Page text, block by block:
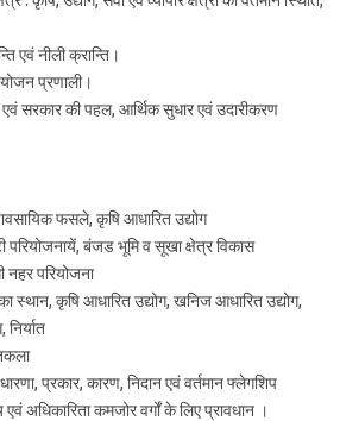
एवं नीली क्रान्ति।
प्रणाली।
सरकार की पहल, आर्थिक सुधार एवं उदारीकरण
फसले, कृषि आधारित उद्योग
परियोजनायें, बंजड भूमि व सूखा क्षेत्र विकास
नहर परियोजना
स्थान, कृषि आधारित उद्योग, खनिज आधारित उद्योग,
निर्यात
प्रकार, कारण, निदान एवं वर्तमान फ्लेगशिप
एवं अधिकारिता कमजोर वर्गों के लिए प्रावधान ।